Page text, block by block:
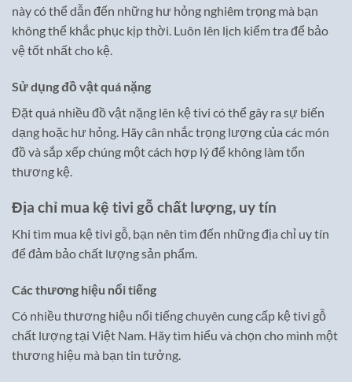
này có thể dẫn đến những hư hỏng nghiêm trọng mà bạn
không thể khắc phục kịp thời. Luôn lên lịch kiểm tra để bảo
vệ tốt nhất cho kệ.
Sử dụng đồ vật quá nặng
Đặt quá nhiều đồ vật nặng lên kệ tivi có thể gây ra sự biến
dạng hoặc hư hỏng. Hãy cân nhắc trọng lượng của các món
đồ và sắp xếp chúng một cách hợp lý để không làm tổn
thương kệ.
Địa chỉ mua kệ tivi gỗ chất lượng, uy tín
Khi tìm mua kệ tivi gỗ, bạn nên tìm đến những địa chỉ uy tín
để đảm bảo chất lượng sản phẩm.
Các thương hiệu nổi tiếng
Có nhiều thương hiệu nổi tiếng chuyên cung cấp kệ tivi gỗ
chất lượng tại Việt Nam. Hãy tìm hiểu và chọn cho mình một
thương hiệu mà bạn tin tưởng.